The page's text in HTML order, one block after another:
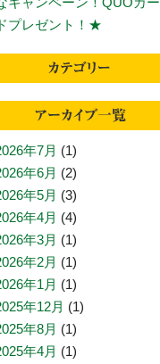
ドプレゼント！★
年7月 (1)
年6月 (2)
年5月 (3)
年4月 (4)
年3月 (1)
年2月 (1)
年1月 (1)
年12月 (1)
年8月 (1)
年4月 (1)